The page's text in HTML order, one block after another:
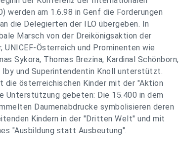
werden am 1.6.98 in Genf die Forderungen
die Delegierten der ILO übergeben. In
Marsch von der Dreikönigsaktion der
UNICEF-Österreich und Prominenten wie
Sykora, Thomas Brezina, Kardinal Schönborn,
und Superintendentin Knoll unterstützt.
die österreichischen Kinder mit der "Aktion
Unterstützung gebeten: Die 15.400 in dem
Daumenabdrucke symbolisieren deren
Kindern in der "Dritten Welt" und mit
"Ausbildung statt Ausbeutung".